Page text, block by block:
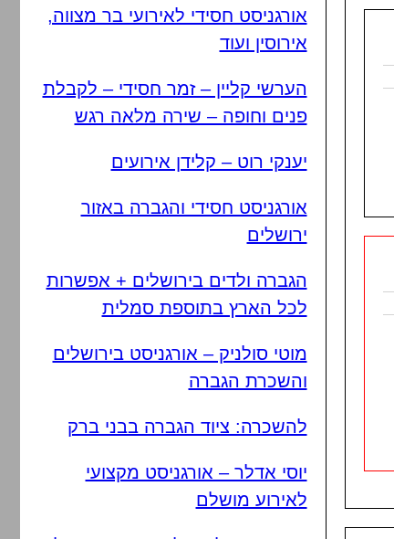
אורגניסט חסידי לאירועי בר מצווה,
אירוסין ועוד
הערשי קליין – זמר חסידי – לקבלת
פנים וחופה – שירה מלאה רגש
יענקי רוט – קלידן אירועים
אורגניסט חסידי והגברה באזור
ירושלים
הגברה ולדים בירושלים + אפשרות
לכל הארץ בתוספת סמלית
מוטי סולניק – אורגניסט בירושלים
והשכרת הגברה
להשכרה: ציוד הגברה בבני ברק
יוסי אדלר – אורגניסט מקצועי
לאירוע מושלם